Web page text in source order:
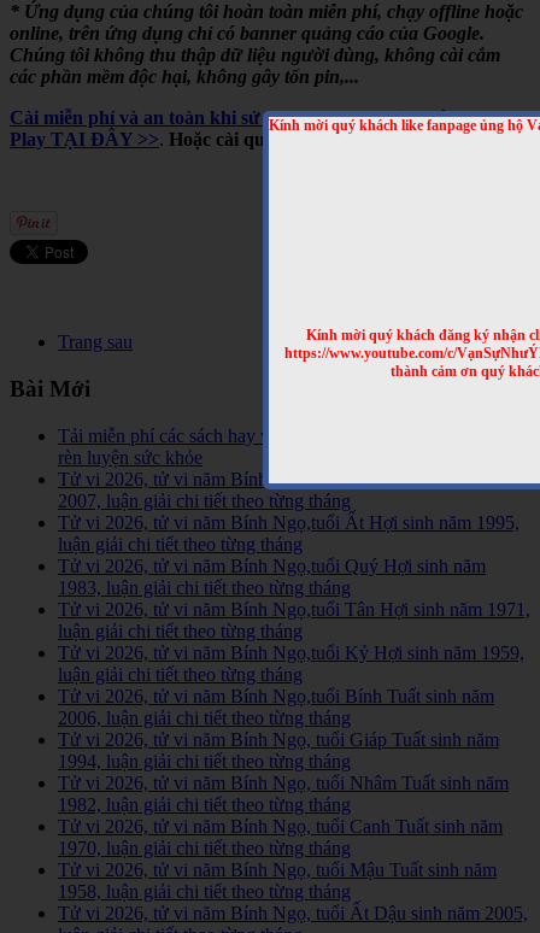
Kính mời quý khách like fanpage ủng hộ
Kính mời quý khách đăng ký nhận
https://www.youtube.com/c/
thành cảm ơn quý
* Ứng dụng của chúng tôi hoàn toàn miễn phí, chạy offline hoặc
online, trên ứng dụng chỉ có banner quảng cáo của Google.
Chúng tôi không thu thập dữ liệu người dùng, không cài cắm
các phần mềm độc hại, không gây tốn pin,...
Cài miễn phí và an toàn khi sử dụng cho Android, trên Google
Play TẠI ĐÂY >>. Hoặc cài qua mã QRCODE sau
Trang sau
Bài Mới
Tải miễn phí các sách hay về tinh hoa võ học trên Thế Giới,
rèn luyện sức khỏe
Tử vi 2026, tử vi năm Bính Ngọ,tuổi Đinh Hợi sinh năm
2007, luận giải chi tiết theo từng tháng
Tử vi 2026, tử vi năm Bính Ngọ,tuổi Ất Hợi sinh năm 1995,
luận giải chi tiết theo từng tháng
Tử vi 2026, tử vi năm Bính Ngọ,tuổi Quý Hợi sinh năm
1983, luận giải chi tiết theo từng tháng
Tử vi 2026, tử vi năm Bính Ngọ,tuổi Tân Hợi sinh năm 1971,
luận giải chi tiết theo từng tháng
Tử vi 2026, tử vi năm Bính Ngọ,tuổi Kỷ Hợi sinh năm 1959,
luận giải chi tiết theo từng tháng
Tử vi 2026, tử vi năm Bính Ngọ,tuổi Bính Tuất sinh năm
2006, luận giải chi tiết theo từng tháng
Tử vi 2026, tử vi năm Bính Ngọ, tuổi Giáp Tuất sinh năm
1994, luận giải chi tiết theo từng tháng
Tử vi 2026, tử vi năm Bính Ngọ, tuổi Nhâm Tuất sinh năm
1982, luận giải chi tiết theo từng tháng
Tử vi 2026, tử vi năm Bính Ngọ, tuổi Canh Tuất sinh năm
1970, luận giải chi tiết theo từng tháng
Tử vi 2026, tử vi năm Bính Ngọ, tuổi Mậu Tuất sinh năm
1958, luận giải chi tiết theo từng tháng
Tử vi 2026, tử vi năm Bính Ngọ, tuổi Ất Dậu sinh năm 2005,